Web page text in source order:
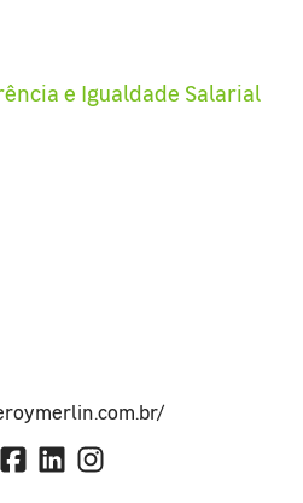
e Igualdade Salarial